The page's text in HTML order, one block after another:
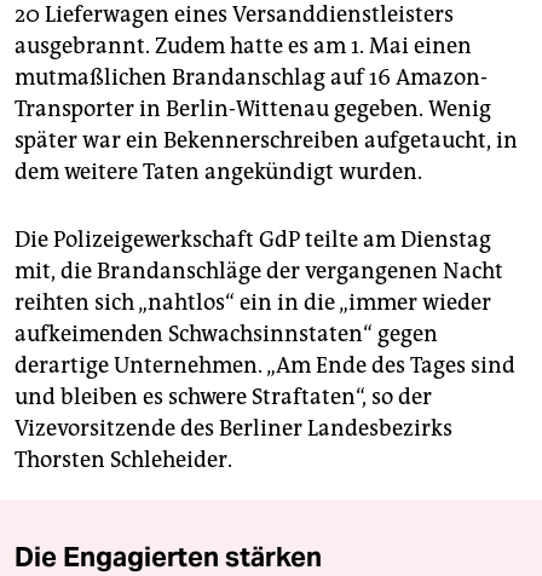
20 Lieferwagen eines Versanddienstleisters
ausgebrannt. Zudem hatte es am 1. Mai einen
mutmaßlichen Brandanschlag auf 16 Amazon-
Transporter in Berlin-Wittenau gegeben. Wenig
später war ein Bekennerschreiben aufgetaucht, in
dem weitere Taten angekündigt wurden.
Die Polizeigewerkschaft GdP teilte am Dienstag
mit, die Brandanschläge der vergangenen Nacht
reihten sich „nahtlos“ ein in die „immer wieder
aufkeimenden Schwachsinnstaten“ gegen
derartige Unternehmen. „Am Ende des Tages sind
und bleiben es schwere Straftaten“, so der
Vizevorsitzende des Berliner Landesbezirks
Thorsten Schleheider.
Die Engagierten stärken